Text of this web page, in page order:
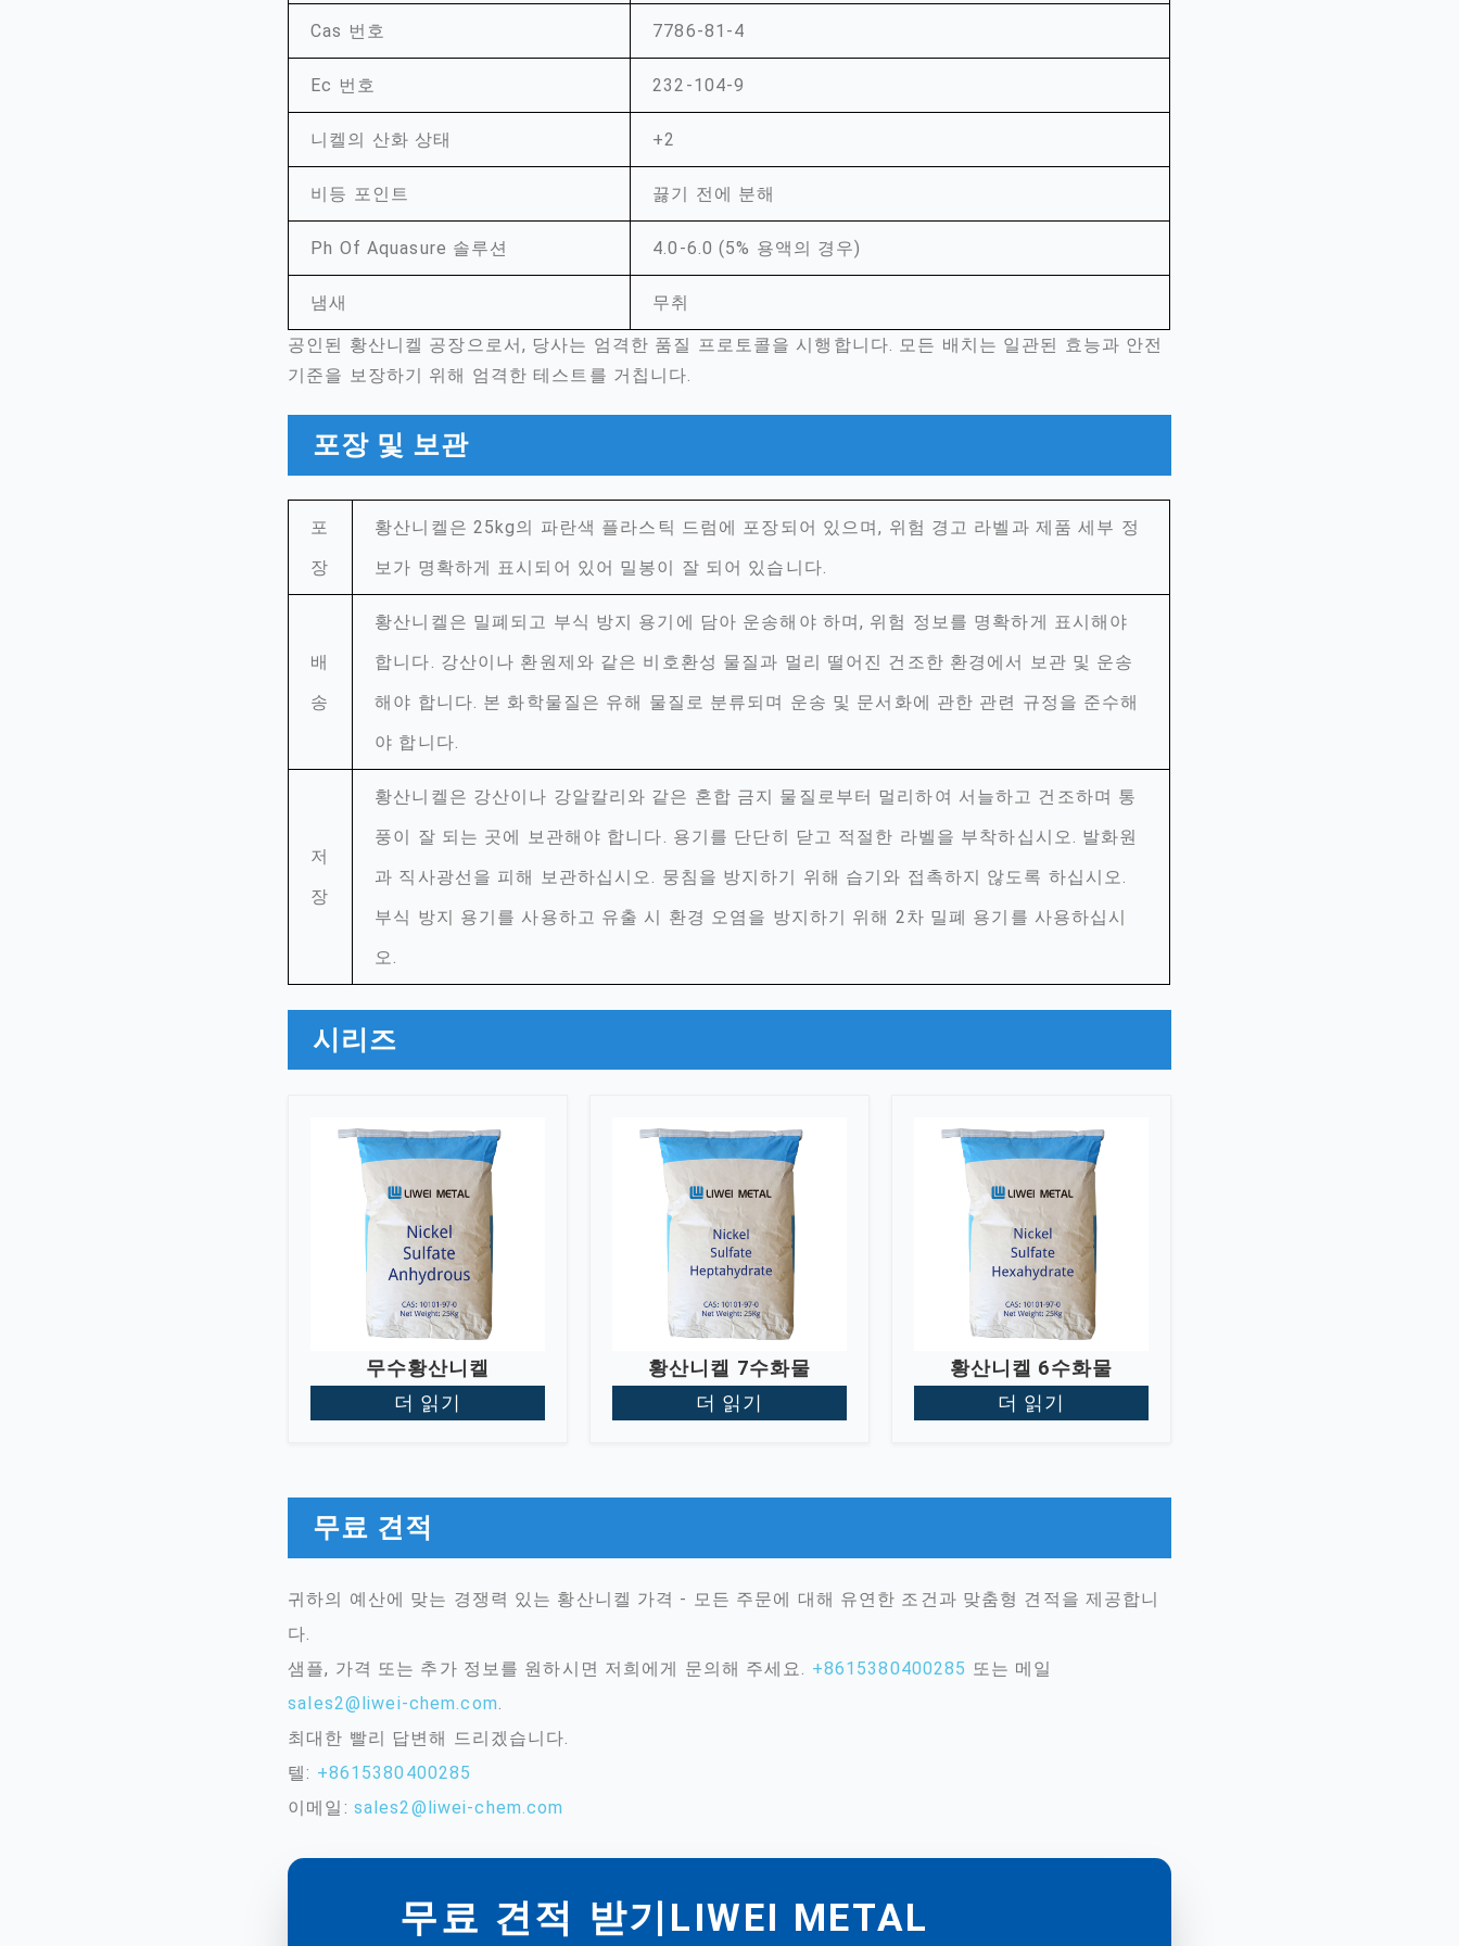
Cas 번호 7786-81-4
Ec 번호 232-104-9
니켈의 산화 상태 +2
비등 포인트 끓기 전에 분해
Ph Of Aquasure 솔루션 4.0-6.0 (5% 용액의 경우)
냄새 무취
공인된 황산니켈 공장으로서, 당사는 엄격한 품질 프로토콜을 시행합니다. 모든 배치는 일관된 효능과 안전
기준을 보장하기 위해 엄격한 테스트를 거칩니다.
포장 및 보관
포
장
황산니켈은 25kg의 파란색 플라스틱 드럼에 포장되어 있으며, 위험 경고 라벨과 제품 세부 정
보가 명확하게 표시되어 있어 밀봉이 잘 되어 있습니다.
배
송
황산니켈은 밀폐되고 부식 방지 용기에 담아 운송해야 하며, 위험 정보를 명확하게 표시해야
합니다. 강산이나 환원제와 같은 비호환성 물질과 멀리 떨어진 건조한 환경에서 보관 및 운송
해야 합니다. 본 화학물질은 유해 물질로 분류되며 운송 및 문서화에 관한 관련 규정을 준수해
야 합니다.
저
장
황산니켈은 강산이나 강알칼리와 같은 혼합 금지 물질로부터 멀리하여 서늘하고 건조하며 통
풍이 잘 되는 곳에 보관해야 합니다. 용기를 단단히 닫고 적절한 라벨을 부착하십시오. 발화원
과 직사광선을 피해 보관하십시오. 뭉침을 방지하기 위해 습기와 접촉하지 않도록 하십시오.
부식 방지 용기를 사용하고 유출 시 환경 오염을 방지하기 위해 2차 밀폐 용기를 사용하십시
오.
시리즈
무수황산니켈
더 읽기
황산니켈 7수화물
더 읽기
황산니켈 6수화물
더 읽기
무료 견적
귀하의 예산에 맞는 경쟁력 있는 황산니켈 가격 - 모든 주문에 대해 유연한 조건과 맞춤형 견적을 제공합니
다.
샘플, 가격 또는 추가 정보를 원하시면 저희에게 문의해 주세요. +8615380400285 또는 메일
sales2@liwei-chem.com.
최대한 빨리 답변해 드리겠습니다.
텔: +8615380400285
이메일: sales2@liwei-chem.com
무료 견적 받기LIWEI METAL